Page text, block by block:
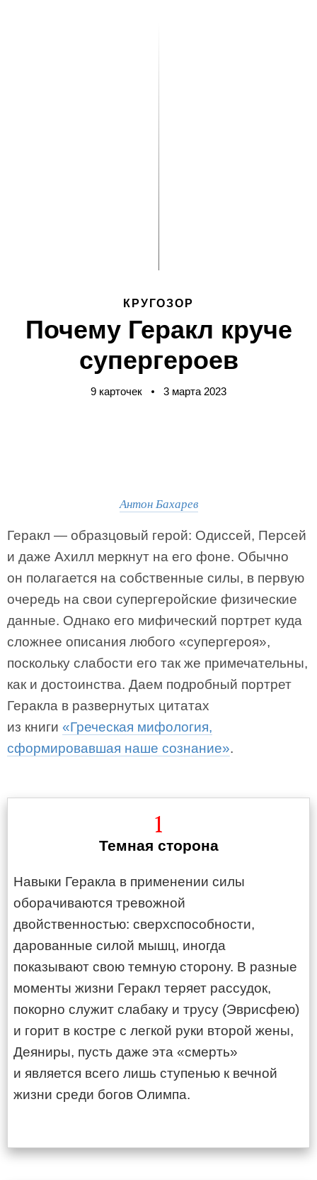
КРУГОЗОР
Почему Геракл круче
супергероев
9 карточек 3 марта 2023
Антон Бахарев
Геракл — образцовый герой: Одиссей, Персей
и даже Ахилл меркнут на его фоне. Обычно
он полагается на собственные силы, в первую
очередь на свои супергеройские физические
данные. Однако его мифический портрет куда
сложнее описания любого «супергероя»,
поскольку слабости его так же примечательны,
как и достоинства. Даем подробный портрет
Геракла в развернутых цитатах
из книги «Греческая мифология,
сформировавшая наше сознание».
1
Темная сторона
Навыки Геракла в применении силы
оборачиваются тревожной
двойственностью: сверхспособности,
дарованные силой мышц, иногда
показывают свою темную сторону. В разные
моменты жизни Геракл теряет рассудок,
покорно служит слабаку и трусу (Эврисфею)
и горит в костре с легкой руки второй жены,
Деяниры, пусть даже эта «смерть»
и является всего лишь ступенью к вечной
жизни среди богов Олимпа.